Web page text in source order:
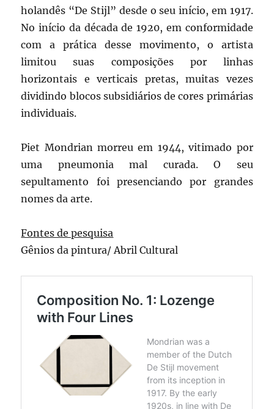
holandês “De Stijl” desde o seu início, em 1917.
No início da década de 1920, em conformidade
com a prática desse movimento, o artista
limitou suas composições por linhas
horizontais e verticais pretas, muitas vezes
dividindo blocos subsidiários de cores primárias
individuais.
Piet Mondrian morreu em 1944, vitimado por
uma pneumonia mal curada. O seu
sepultamento foi presenciando por grandes
nomes da arte.
Fontes de pesquisa
Gênios da pintura/ Abril Cultural